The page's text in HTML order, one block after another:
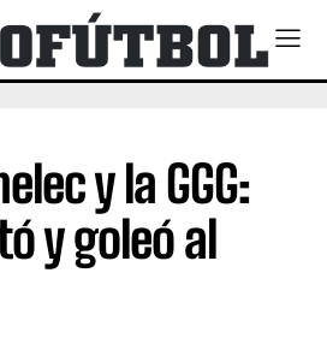
y la GGG:
y goleó al